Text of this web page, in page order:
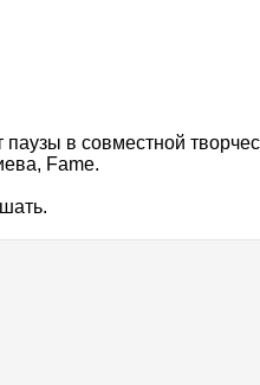
в совместной
Fame.